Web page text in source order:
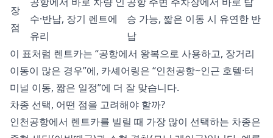
장
점
수·반납, 장기 렌트에
유리
승 가능, 짧은 이동 시 유연한 반
납
이 표처럼 렌트카는 “공항에서 왕복으로 사용하고, 장거리
이동이 많은 경우”에, 카셰어링은 “인천공항~인근 호텔·터
미널 이동, 짧은 일정”에 더 잘 맞습니다.
차종 선택, 어떤 점을 고려해야 할까?
인천공항에서 렌트카를 빌릴 때 가장 많이 선택하는 차종은